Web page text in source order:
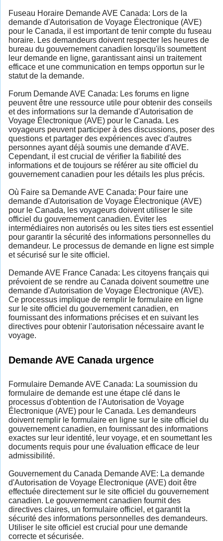
Fuseau Horaire Demande AVE Canada: Lors de la
demande d'Autorisation de Voyage Électronique (AVE)
pour le Canada, il est important de tenir compte du fuseau
horaire. Les demandeurs doivent respecter les heures de
bureau du gouvernement canadien lorsqu'ils soumettent
leur demande en ligne, garantissant ainsi un traitement
efficace et une communication en temps opportun sur le
statut de la demande.
Forum Demande AVE Canada: Les forums en ligne
peuvent être une ressource utile pour obtenir des conseils
et des informations sur la demande d'Autorisation de
Voyage Électronique (AVE) pour le Canada. Les
voyageurs peuvent participer à des discussions, poser des
questions et partager des expériences avec d'autres
personnes ayant déjà soumis une demande d'AVE.
Cependant, il est crucial de vérifier la fiabilité des
informations et de toujours se référer au site officiel du
gouvernement canadien pour les détails les plus précis.
Où Faire sa Demande AVE Canada: Pour faire une
demande d'Autorisation de Voyage Électronique (AVE)
pour le Canada, les voyageurs doivent utiliser le site
officiel du gouvernement canadien. Éviter les
intermédiaires non autorisés ou les sites tiers est essentiel
pour garantir la sécurité des informations personnelles du
demandeur. Le processus de demande en ligne est simple
et sécurisé sur le site officiel.
Demande AVE France Canada: Les citoyens français qui
prévoient de se rendre au Canada doivent soumettre une
demande d'Autorisation de Voyage Électronique (AVE).
Ce processus implique de remplir le formulaire en ligne
sur le site officiel du gouvernement canadien, en
fournissant des informations précises et en suivant les
directives pour obtenir l'autorisation nécessaire avant le
voyage.
Demande AVE Canada urgence
Formulaire Demande AVE Canada: La soumission du
formulaire de demande est une étape clé dans le
processus d'obtention de l'Autorisation de Voyage
Électronique (AVE) pour le Canada. Les demandeurs
doivent remplir le formulaire en ligne sur le site officiel du
gouvernement canadien, en fournissant des informations
exactes sur leur identité, leur voyage, et en soumettant les
documents requis pour une évaluation efficace de leur
admissibilité.
Gouvernement du Canada Demande AVE: La demande
d'Autorisation de Voyage Électronique (AVE) doit être
effectuée directement sur le site officiel du gouvernement
canadien. Le gouvernement canadien fournit des
directives claires, un formulaire officiel, et garantit la
sécurité des informations personnelles des demandeurs.
Utiliser le site officiel est crucial pour une demande
correcte et sécurisée.